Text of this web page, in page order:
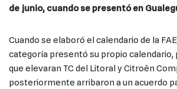
de junio, cuando se presentó en
Cuando se elaboró el calendario de la
categoría presentó su propio calendario,
que elevaran TC del Litoral y Citroën
posteriormente arribaron a un acuerdo